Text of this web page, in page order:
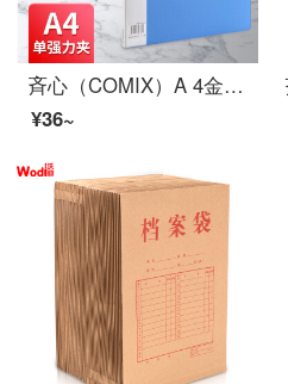
斉心（COMIX）A 4金属単双強力挟みハードフォルダ大容量答案用紙を朗読して契約書を締結しました。カバーファイルの収納書を朗読してください。
¥36~